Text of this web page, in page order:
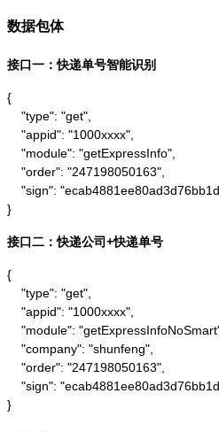
数据包体
接口一：快递单号智能识别
{
    "type": "get",
    "appid": "1000xxxx",
    "module": "getExpressInfo",
    "order": "247198050163",
"sign":
}
接口二：快递公司+快递单号
{
    "type": "get",
    "appid": "1000xxxx",
"module":
    "company": "shunfeng",
    "order": "247198050163",
"sign":
}